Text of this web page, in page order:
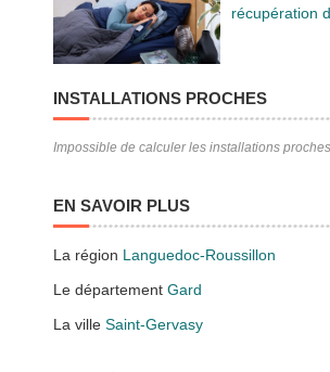
récupération
INSTALLATIONS PROCHES
Impossible de calculer les installations
EN SAVOIR PLUS
La région Languedoc-Roussillon
Le départementGard
La villeSaint-Gervasy